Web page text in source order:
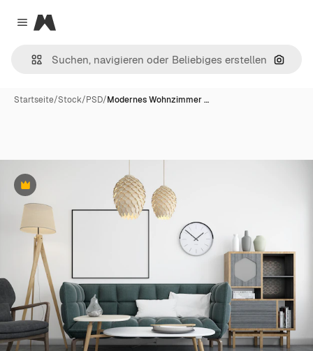
Close menu
Magnific
Nach
Startseite/Stock/PSD/Modernes Wohnzimmer …
Premium